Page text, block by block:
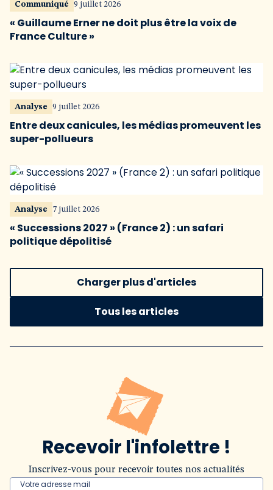
Communiqué 9 juillet 2026
« Guillaume Erner ne doit plus être la voix de
France Culture »
Analyse 9 juillet 2026
Entre deux canicules, les médias promeuvent les
super-pollueurs
Analyse 7 juillet 2026
« Successions 2027 » (France 2) : un safari
politique dépolitisé
Charger plus d'articles
Tous les articles
Recevoir l'infolettre !
Inscrivez-vous pour recevoir toutes nos actualités
Votre adresse mail